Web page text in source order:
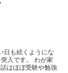
日も続くようにな
入です。 わが家
はほぼ受験や勉強